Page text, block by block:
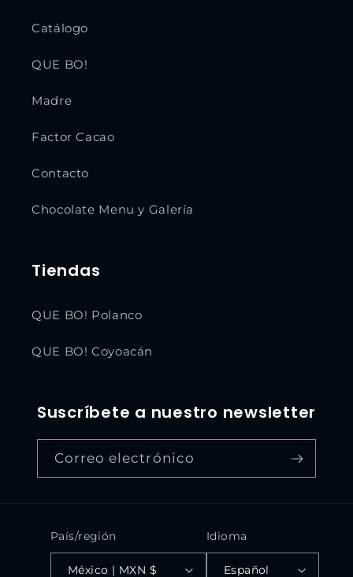
Catálogo
QUE BO!
Madre
Factor Cacao
Contacto
Chocolate Menu y Galería
Tiendas
QUE BO! Polanco
QUE BO! Coyoacán
Suscríbete a nuestro newsletter
Correo electrónico
País/región
México | MXN $
Idioma
Español